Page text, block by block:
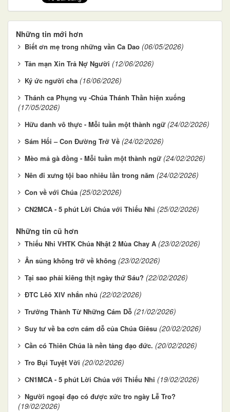
Những tin mới hơn
Biết ơn mẹ trong những vần Ca Dao (06/05/2026)
Tản mạn Xin Trả Nợ Người (12/06/2026)
Ký ức người cha (16/06/2026)
Thánh ca Phụng vụ -Chúa Thánh Thần hiện xuống
(17/05/2026)
Hữu danh vô thực - Mỗi tuần một thành ngữ (24/02/2026)
Sám Hối – Con Đường Trở Về (24/02/2026)
Mèo mả gà đồng - Mỗi tuần một thành ngữ (24/02/2026)
Nên đi xưng tội bao nhiêu lần trong năm (24/02/2026)
Con về với Chúa (25/02/2026)
CN2MCA - 5 phút Lời Chúa với Thiếu Nhi (25/02/2026)
Những tin cũ hơn
Thiếu Nhi VHTK Chúa Nhật 2 Mùa Chay A (23/02/2026)
Ân sủng không trở về không (23/02/2026)
Tại sao phải kiêng thịt ngày thứ Sáu? (22/02/2026)
ĐTC Lêô XIV nhắn nhủ (22/02/2026)
Trưởng Thành Từ Những Cám Dỗ (21/02/2026)
Suy tư về ba cơn cám dỗ của Chúa Giêsu (20/02/2026)
Cần có Thiên Chúa là nền tảng đạo đức. (20/02/2026)
Tro Bụi Tuyệt Vời (20/02/2026)
CN1MCA - 5 phút Lời Chúa với Thiếu Nhi (19/02/2026)
Người ngoại đạo có được xức tro ngày Lễ Tro?
(19/02/2026)